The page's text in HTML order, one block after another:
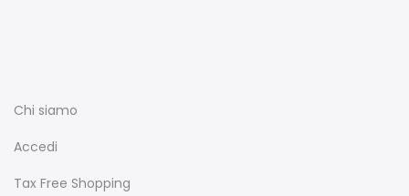
Chi siamo
Accedi
Tax Free Shopping